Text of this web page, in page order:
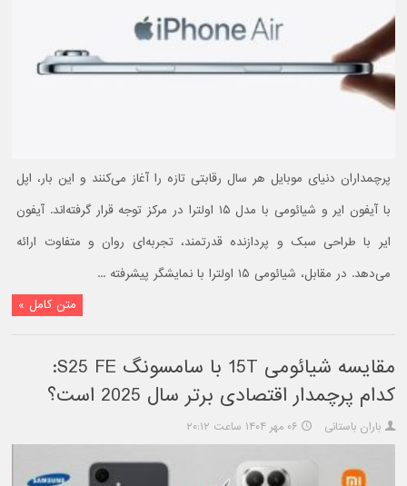
پرچمداران دنیای موبایل هر سال رقابتی تازه را آغاز می‌کنند و این بار، اپل
با آیفون ایر و شیائومی با مدل ۱۵ اولترا در مرکز توجه قرار گرفته‌اند. آیفون
ایر با طراحی سبک و پردازنده قدرتمند، تجربه‌ای روان و متفاوت ارائه
می‌دهد. در مقابل، شیائومی ۱۵ اولترا با نمایشگر پیشرفته ...
متن کامل »
مقایسه شیائومی 15T با سامسونگ S25 FE:
کدام پرچمدار اقتصادی برتر سال 2025 است؟
باران باستانی ۰۶ مهر ۱۴۰۴ ساعت ۲۰:۱۲